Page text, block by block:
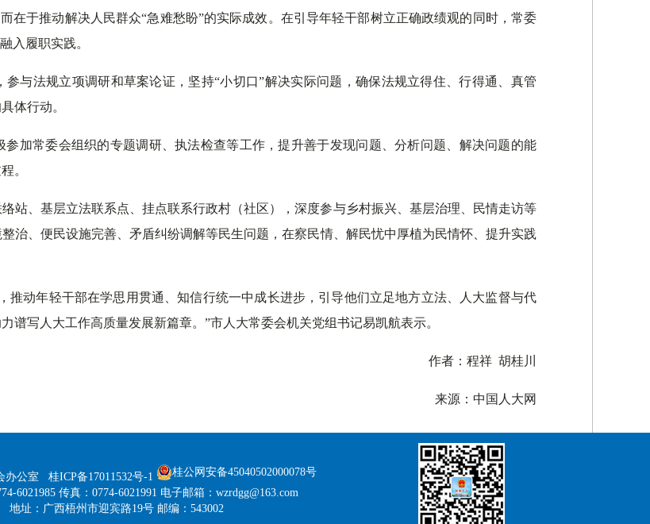
在于推动解决人民群众“急难愁盼”的实际成效。在引导年轻干部树立正确政绩观的同时，常委
入履职实践。
与法规立项调研和草案论证，坚持“小切口”解决实际问题，确保法规立得住、行得通、真管
体行动。
加常委会组织的专题调研、执法检查等工作，提升善于发现问题、分析问题、解决问题的能
。
站、基层立法联系点、挂点联系行政村（社区），深度参与乡村振兴、基层治理、民情走访等
治、便民设施完善、矛盾纠纷调解等民生问题，在察民情、解民忧中厚植为民情怀、提升实践
推动年轻干部在学思用贯通、知信行统一中成长进步，引导他们立足地方立法、人大监督与代
谱写人大工作高质量发展新篇章。”市人大常委会机关党组书记易凯航表示。
作者：程祥 胡桂川
来源：中国人大网
办公室 桂ICP备17011532号-1
桂公网安备45040502000078号
6021985 传真：0774-6021991 电子邮箱：wzrdgg@163.com
地址：广西梧州市迎宾路19号 邮编：543002